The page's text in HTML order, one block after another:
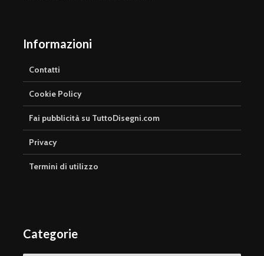
Informazioni
Contatti
Cookie Policy
Fai pubblicità su TuttoDisegni.com
Privacy
Termini di utilizzo
Categorie